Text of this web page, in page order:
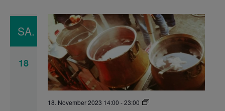
SA.
18
18. November 2023 14:00 -23:00
DJ